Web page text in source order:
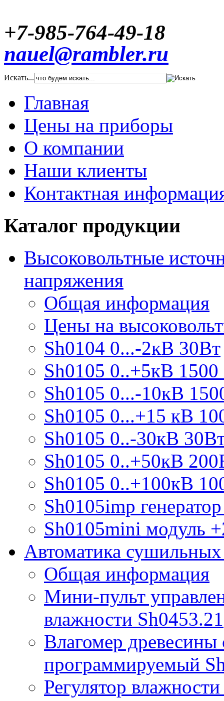
+7-985-764-49-18
nauel@rambler.ru
Искать...
Главная
Цены на приборы
О компании
Наши клиенты
Контактная
Каталог продукции
Высоковольтные
напряжения
Общая информация
Цены на
Sh0104 0...-2кВ 30Вт
Sh0105 0..+5кВ
Sh0105 0...-10кВ
Sh0105 0...+15 кВ
Sh0105 0..-30кВ
Sh0105 0..+50кВ
Sh0105 0..+100кВ
Sh0105imp
Sh0105mini модуль
Автоматика
Общая информация
Мини-пульт
влажности Sh0453.21
Влагомер древесины
программируемый
Регулятор